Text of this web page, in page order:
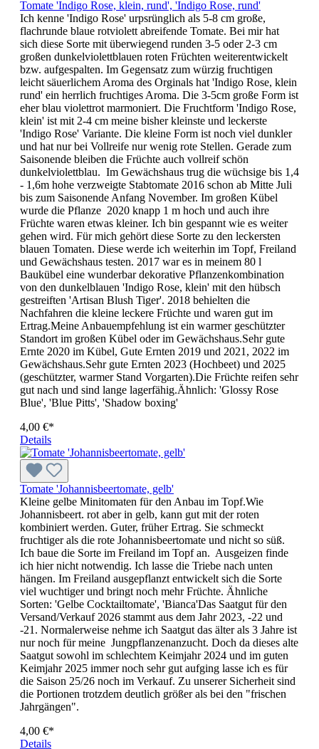
Tomate 'Indigo Rose, klein, rund', 'Indigo Rose, rund'
Ich kenne 'Indigo Rose' urpsrünglich als 5-8 cm große,
flachrunde blaue rotviolett abreifende Tomate. Bei mir hat
sich diese Sorte mit überwiegend runden 3-5 oder 2-3 cm
großen dunkelviolettblauen roten Früchten weiterentwickelt
bzw. aufgespalten. Im Gegensatz zum würzig fruchtigen
leicht säuerlichem Aroma des Orginals hat 'Indigo Rose, klein
rund' ein herrlich fruchtiges Aroma. Die 3-5cm große Form ist
eher blau violettrot marmoniert. Die Fruchtform 'Indigo Rose,
klein' ist mit 2-4 cm meine bisher kleinste und leckerste
'Indigo Rose' Variante. Die kleine Form ist noch viel dunkler
und hat nur bei Vollreife nur wenig rote Stellen. Gerade zum
Saisonende bleiben die Früchte auch vollreif schön
dunkelviolettblau. Im Gewächshaus trug die wüchsige bis 1,4
- 1,6m hohe verzweigte Stabtomate 2016 schon ab Mitte Juli
bis zum Saisonende Anfang November. Im großen Kübel
wurde die Pflanze 2020 knapp 1 m hoch und auch ihre
Früchte waren etwas kleiner. Ich bin gespannt wie es weiter
gehen wird. Für mich gehört diese Sorte zu den leckersten
blauen Tomaten. Diese werde ich weiterhin im Topf, Freiland
und Gewächshaus testen. 2017 war es in meinem 80 l
Baukübel eine wunderbar dekorative Pflanzenkombination
von den dunkelblauen 'Indigo Rose, klein' mit den hübsch
gestreiften 'Artisan Blush Tiger'. 2018 behielten die
Nachfahren die kleine leckere Früchte und waren gut im
Ertrag.Meine Anbauempfehlung ist ein warmer geschützter
Standort im großen Kübel oder im Gewächshaus.Sehr gute
Ernte 2020 im Kübel, Gute Ernten 2019 und 2021, 2022 im
Gewächshaus.Sehr gute Ernten 2023 (Hochbeet) und 2025
(geschützter, warmer Stand Vorgarten).Die Früchte reifen sehr
gut nach und sind lange lagerfähig.Ähnlich: 'Glossy Rose
Blue', 'Blue Pitts', 'Shadow boxing'
4,00 €*
Details
Tomate 'Johannisbeertomate, gelb'
Kleine gelbe Minitomaten für den Anbau im Topf.Wie
Johannisbeert. rot aber in gelb, kann gut mit der roten
kombiniert werden. Guter, früher Ertrag. Sie schmeckt
fruchtiger als die rote Johannisbeertomate und nicht so süß.
Ich baue die Sorte im Freiland im Topf an. Ausgeizen finde
ich hier nicht notwendig. Ich lasse die Triebe nach unten
hängen. Im Freiland ausgepflanzt entwickelt sich die Sorte
viel wuchtiger und bringt noch mehr Früchte. Ähnliche
Sorten: 'Gelbe Cocktail­tomate', 'Bianca'Das Saatgut für den
Versand/Verkauf 2026 stammt aus dem Jahr 2023, -22 und
-21. Normalerweise nehme ich Saatgut das älter als 3 Jahre ist
nur noch für meine Jungpflanzenanzucht. Doch da dieses alte
Saatgut sowohl im schlechtem Keimjahr 2024 und im guten
Keimjahr 2025 immer noch sehr gut aufging lasse ich es für
die Saison 25/26 noch im Verkauf. Zu unserer Sicherheit sind
die Portionen trotzdem deutlich größer als bei den "frischen
Jahrgängen".
4,00 €*
Details